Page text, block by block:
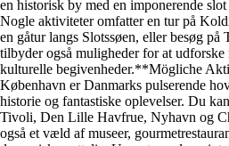
en historisk by med en imponerende
Nogle aktiviteter omfatter en tur på
en gåtur langs Slotssøen, eller besøg
tilbyder også muligheder for at udforske
kulturelle begivenheder.**Mögliche
København er Danmarks pulserende
historie og fantastiske oplevelser. Du
Tivoli, Den Lille Havfrue, Nyhavn og
også et væld af museer,